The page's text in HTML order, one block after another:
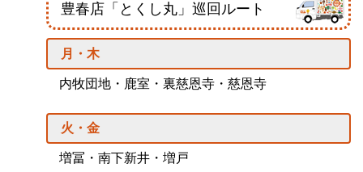
豊春店「とくし丸」巡回ルート
月・木
内牧団地・鹿室・裏慈恩寺・慈恩寺
火・金
増冨・南下新井・増戸